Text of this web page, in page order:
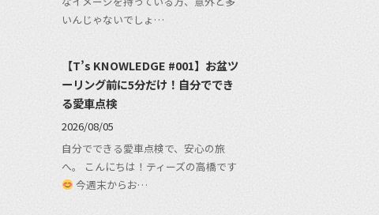
いんじゃないでしょ…
【T’s KNOWLEDGE #001】お盆ツ
ーリング前に5分だけ！自分ででき
る愛車点検
2026/08/05
自分でできる愛車点検で、安心の旅
へ。 こんにちは！ティーズの高橋です
今週末からお…